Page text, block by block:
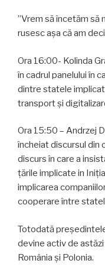
”Vrem să încetăm să
rusesc așa că am
Ora 16:00- Kolinda
în cadrul panelului în
dintre statele
transport și
Ora 15:50 – Andrzej
încheiat discursul din
discurs în care a
țările implicate in
implicarea
cooperare între
Totodată
devine activ de
România și Polonia.